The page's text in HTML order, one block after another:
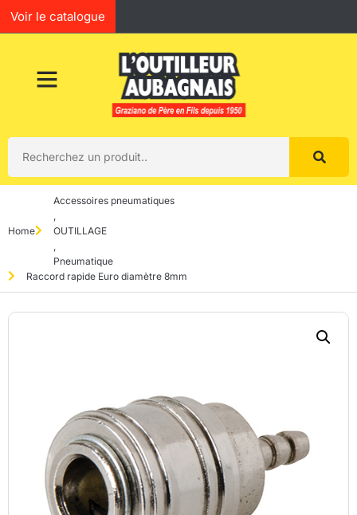
Voir le catalogue
Home
Accessoires pneumatiques
OUTILLAGE
Pneumatique
Raccord rapide Euro diamètre 8mm